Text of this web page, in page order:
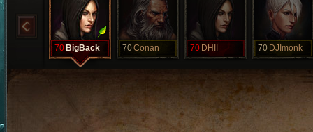
70 BigBack 70Conan 70 DHII 70 DJImonk